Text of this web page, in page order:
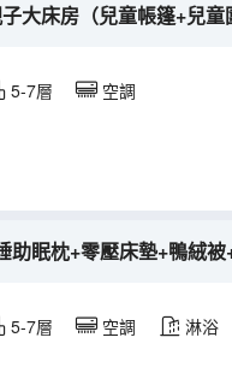
大床房（兒童帳篷+兒童
5-7層 空調
助眠枕+零壓床墊+鴨絨被
5-7層 空調 淋浴